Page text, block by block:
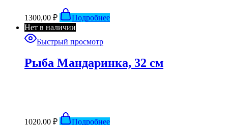
1300,00 ₽
Подробнее
Нет в наличии
Быстрый просмотр
Рыба Мандаринка, 32 см
1020,00 ₽
Подробнее